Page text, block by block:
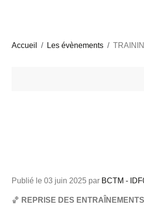
Accueil Les évènements
Publié le 03 juin 2025 par BCTM -
🏀 REPRISE DES